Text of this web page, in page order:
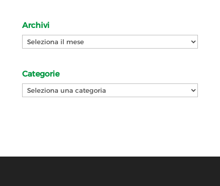
Archivi
Archivi
Categorie
Categorie